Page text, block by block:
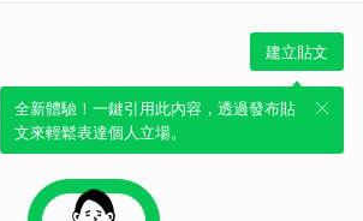
建立貼文
全新體驗！一鍵引用此內容，透過發布貼
文來輕鬆表達個人立場。